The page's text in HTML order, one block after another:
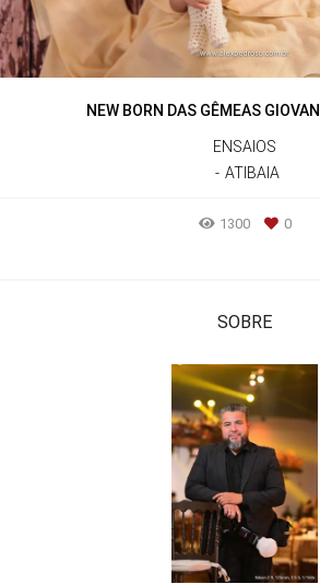
NEW BORN DAS GÊMEAS
ENSAIOS
ATIBAIA
1300 0
SOBRE